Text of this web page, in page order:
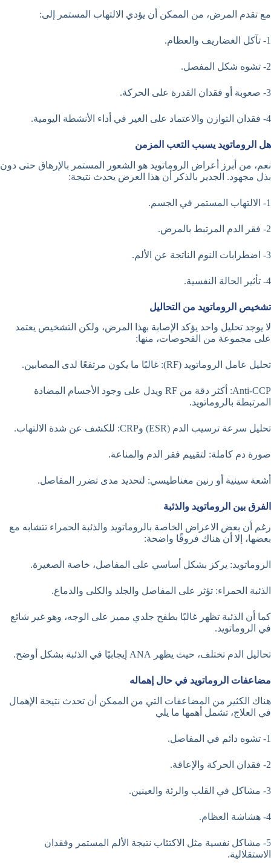
مع تقدم المرض، من الممكن أن يؤدي الالتهاب المستمر إلى:
1- تآكل الغضاريف والعظام.
2- تشوه شكل المفصل.
3- صعوبة أو فقدان القدرة على الحركة.
4- فقدان التوازن والاعتماد على الغير في أداء الأنشطة اليومية.
هل الروماتويد يسبب التعب المزمن
نعم، من أبرز أعراض الروماتويد هو الشعور المستمر بالإرهاق حتى دون
بذل مجهود. الجدير بالذكر أن هذا العرض يحدث نتيجة:
1- الالتهاب المستمر في الجسم.
2- فقر الدم المرتبط بالمرض.
3- اضطرابات النوم الناتجة عن الألم.
4- تأثير الحالة النفسية.
تشخيص الروماتويد من التحاليل
لا يوجد تحليل واحد يؤكد الإصابة بهذا المرض، ولكن التشخيص يعتمد
على مجموعة من الفحوصات، منها:
تحليل عامل الروماتويد (RF): غالبًا ما يكون مرتفعًا لدى المصابين.
Anti-CCP: أكثر دقة من RF ويدل على وجود الأجسام المضادة
المرتبطة بالروماتويد.
تحليل سرعة ترسيب الدم (ESR) وCRP: للكشف عن شدة الالتهاب.
صورة دم كاملة: لتقييم فقر الدم والمناعة.
أشعة سينية أو رنين مغناطيسي: لتحديد مدى تضرر المفاصل.
الفرق بين الروماتويد والذئبة
رغم أن بعض الاعراض الخاصة بالروماتويد والذئبة الحمراء تتشابه مع
بعضها، إلا أن هناك فروقًا واضحة:
الروماتويد: يركز بشكل أساسي على المفاصل، خاصة الصغيرة.
الذئبة الحمراء: تؤثر على المفاصل والجلد والكلى والدماغ.
كما أن الذئبة تظهر غالبًا بطفح جلدي مميز على الوجه، وهو غير شائع
في الروماتويد.
تحاليل الدم تختلف، حيث يظهر ANA إيجابيًا في الذئبة بشكل أوضح.
مضاعفات الروماتويد في حال إهماله
هناك الكثير من المضاعفات التي من الممكن أن تحدث نتيجة الإهمال
في العلاج، تشمل أهمها ما يلي
1- تشوه دائم في المفاصل.
2- فقدان الحركة والإعاقة.
3- مشاكل في القلب والرئة والعينين.
4- هشاشة العظام.
5- مشاكل نفسية مثل الاكتئاب نتيجة الألم المستمر وفقدان
الاستقلالية.